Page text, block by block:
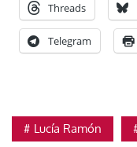
Threads
Telegram
Lucía Ramón